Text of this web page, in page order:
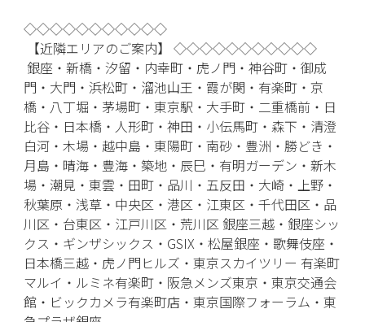
◇◇◇◇◇◇◇◇◇◇◇
【近隣エリアのご案内】 ◇◇◇◇◇◇◇◇◇◇◇
銀座・新橋・汐留・内幸町・虎ノ門・神谷町・御成
門・大門・浜松町・溜池山王・霞が関・有楽町・京
橋・八丁堀・茅場町・東京駅・大手町・二重橋前・日
比谷・日本橋・人形町・神田・小伝馬町・森下・清澄
白河・木場・越中島・東陽町・南砂・豊洲・勝どき・
月島・晴海・豊海・築地・辰巳・有明ガーデン・新木
場・潮見・東雲・田町・品川・五反田・大崎・上野・
秋葉原・浅草・中央区・港区・江東区・千代田区・品
川区・台東区・江戸川区・荒川区 銀座三越・銀座シッ
クス・ギンザシックス・GSIX・松屋銀座・歌舞伎座・
日本橋三越・虎ノ門ヒルズ・東京スカイツリー 有楽町
マルイ・ルミネ有楽町・阪急メンズ東京・東京交通会
館・ビックカメラ有楽町店・東京国際フォーラム・東